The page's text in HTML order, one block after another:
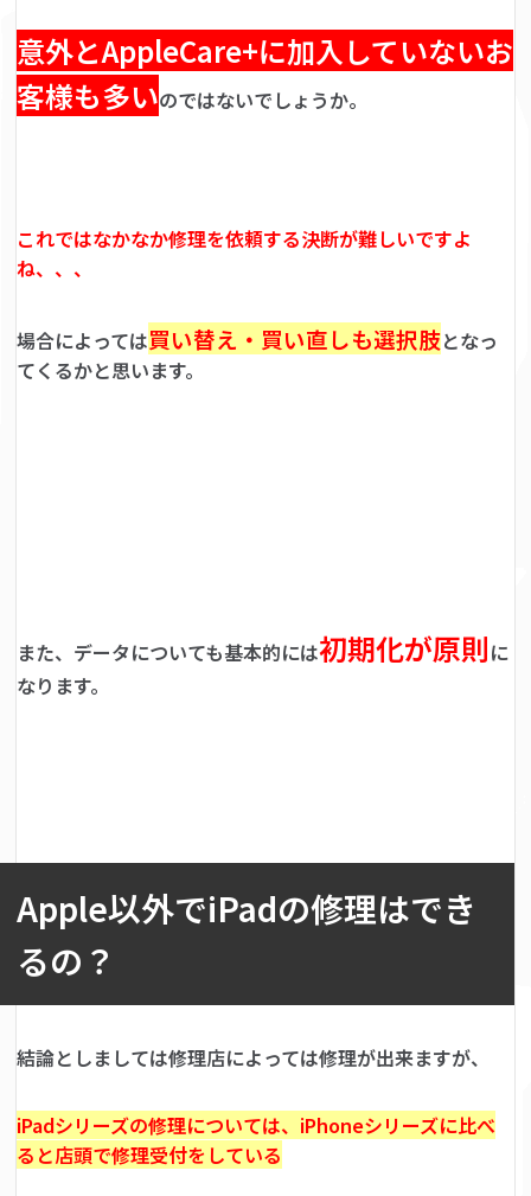
意外とAppleCare+に加入していないお
客様も多いのではないでしょうか。
これではなかなか修理を依頼する決断が難しいですよ
ね、、、
場合によっては買い替え・買い直しも選択肢となっ
てくるかと思います。
また、データについても基本的には初期化が原則に
なります。
Apple以外でiPadの修理はでき
るの？
結論としましては修理店によっては修理が出来ますが、
iPadシリーズの修理については、iPhoneシリーズに比べ
ると店頭で修理受付をしている